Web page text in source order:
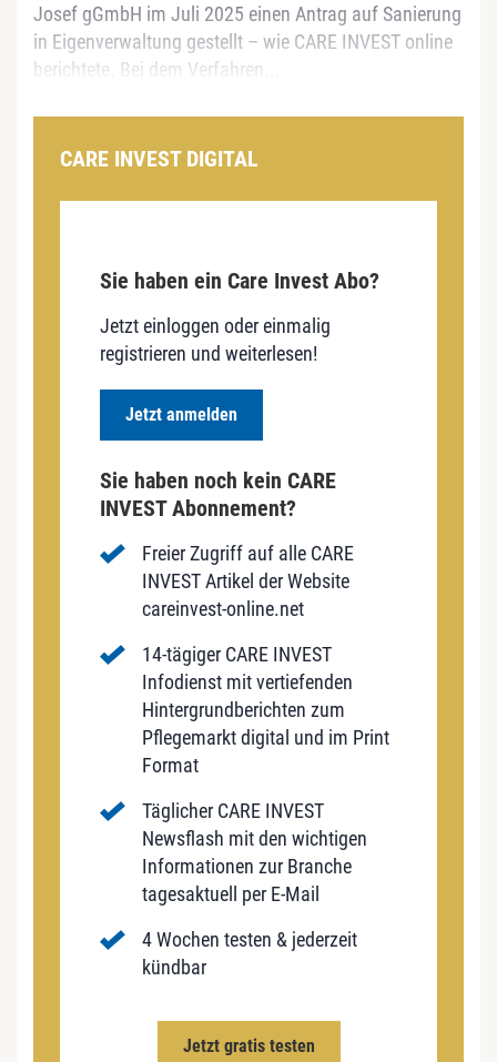
Josef gGmbH im Juli 2025 einen Antrag auf Sanierung
in Eigenverwaltung gestellt – wie CARE INVEST online
berichtete. Bei dem Verfahren...
CARE INVEST DIGITAL
Sie haben ein Care Invest Abo?
Jetzt einloggen oder einmalig
registrieren und weiterlesen!
Jetzt anmelden
Sie haben noch kein CARE
INVEST Abonnement?
Freier Zugriff auf alle CARE
INVEST Artikel der Website
careinvest-online.net
14-tägiger CARE INVEST
Infodienst mit vertiefenden
Hintergrundberichten zum
Pflegemarkt digital und im Print
Format
Täglicher CARE INVEST
Newsflash mit den wichtigen
Informationen zur Branche
tagesaktuell per E-Mail
4 Wochen testen & jederzeit
kündbar
Jetzt gratis testen